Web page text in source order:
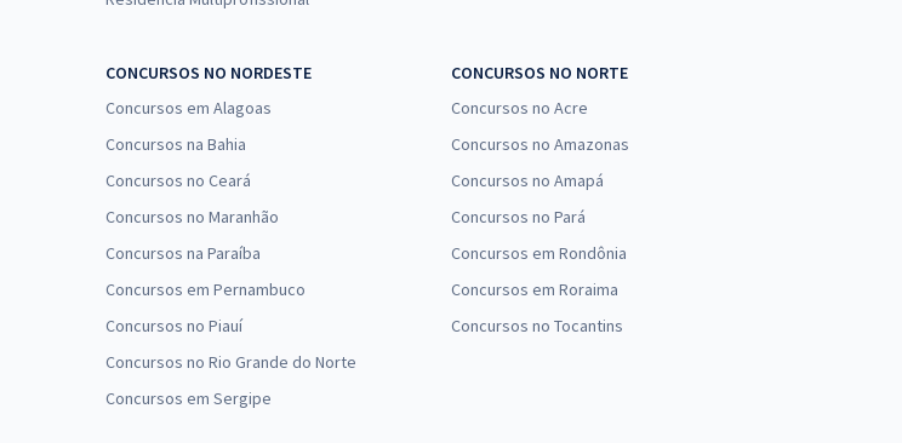
CONCURSOS NO NORDESTE
Concursos em Alagoas
Concursos na Bahia
Concursos no Ceará
Concursos no Maranhão
Concursos na Paraíba
Concursos em Pernambuco
Concursos no Piauí
Concursos no Rio Grande do Norte
Concursos em Sergipe
CONCURSOS NO NORTE
Concursos no Acre
Concursos no Amazonas
Concursos no Amapá
Concursos no Pará
Concursos em Rondônia
Concursos em Roraima
Concursos no Tocantins